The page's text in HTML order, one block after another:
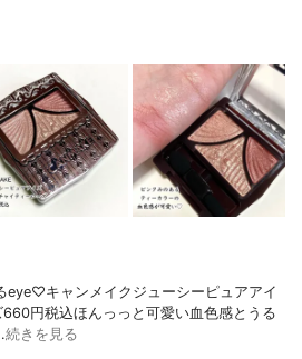
eye♡キャンメイクジューシーピュアアイ
円税込ほんっっと可愛い血色感とうる
続きを見る